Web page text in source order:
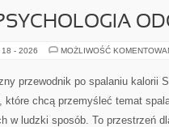
18 - 2026 MOŻLIWOŚĆ
przewodnik po spalaniu kalorii
które chcą przemyśleć temat
w ludzki sposób. To przestrzeń